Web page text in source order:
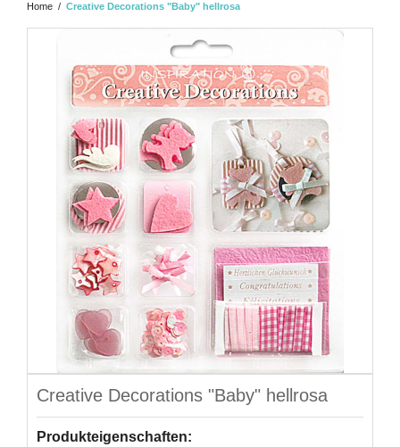
Home / Creative Decorations "Baby" hellrosa
Creative Decorations "Baby" hellrosa
Produkteigenschaften: